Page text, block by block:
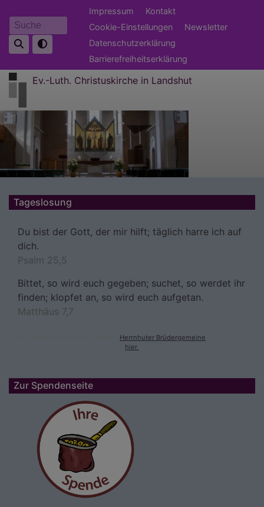
zum
Inhalt
Suche
Fußbereichsmenü
Impressum
Kontakt
Cookie-Einstellungen
Newsletter
Datenschutzerklärung
Barrierefreiheitserklärung
Ev.-Luth. Christuskirche in Landshut
Tageslosung
Du bist der Gott, der mir hilft; täglich harre ich auf
dich.
Psalm 25,5
Bittet, so wird euch gegeben; suchet, so werdet ihr
finden; klopfet an, so wird euch aufgetan.
Matthäus 7,7
Herrnhuter Brüdergemeine
hier
Zur Spendenseite